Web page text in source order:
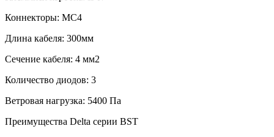
Коннекторы: MC4
Длина кабеля: 300мм
Сечение кабеля: 4 мм2
Количество диодов: 3
Ветровая нагрузка: 5400 Па
Преимущества Delta серии BST